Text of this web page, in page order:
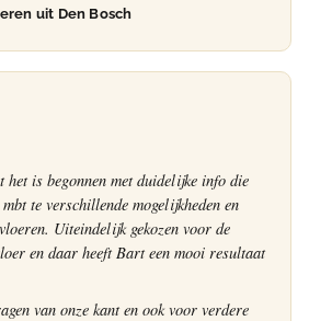
uit Den Bosch
het is begonnen met duidelijke info die
mbt te verschillende mogelijkheden en
Uiteindelijk gekozen voor de
en daar heeft Bart een mooi resultaat
van onze kant en ook voor verdere